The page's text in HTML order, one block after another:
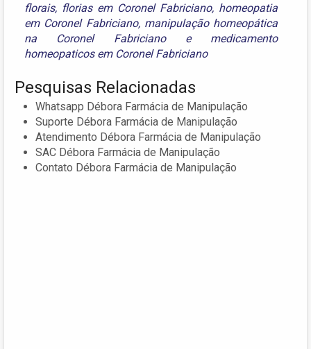
florais, florias em Coronel Fabriciano, homeopatia
em Coronel Fabriciano, manipulação homeopática
na Coronel Fabricianoe medicamento
homeopaticos em Coronel Fabriciano
Pesquisas Relacionadas
Whatsapp Débora Farmácia de Manipulação
Suporte Débora Farmácia de Manipulação
Atendimento Débora Farmácia de Manipulação
SAC Débora Farmácia de Manipulação
Contato Débora Farmácia de Manipulação